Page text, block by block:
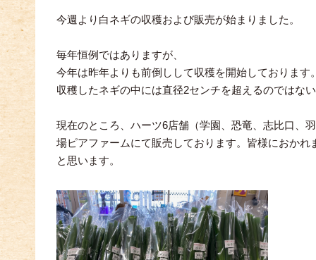
今週より白ネギの収穫および販売が始まりました。
毎年恒例ではありますが、
今年は昨年よりも前倒しして収穫を開始しております
収穫したネギの中には直径2センチを超えるのではな
現在のところ、ハーツ6店舗（学園、恐竜、志比口、
場ピアファームにて販売しております。皆様におか
と思います。